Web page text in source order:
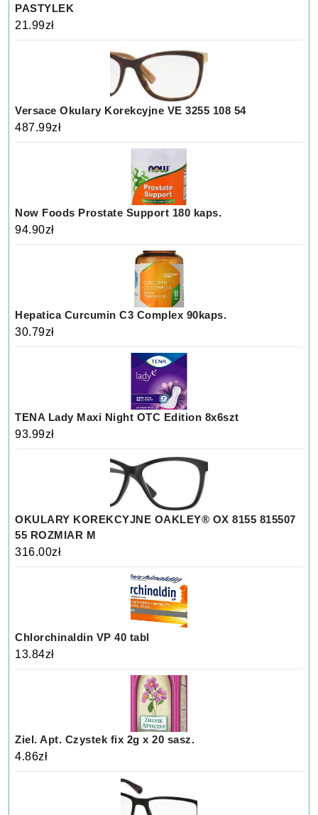
PASTYLEK
21.99zł
Versace Okulary Korekcyjne VE 3255 108 54
487.99zł
Now Foods Prostate Support 180 kaps.
94.90zł
Hepatica Curcumin C3 Complex 90kaps.
30.79zł
TENA Lady Maxi Night OTC Edition 8x6szt
93.99zł
OKULARY KOREKCYJNE OAKLEY® OX 8155 815507
55 ROZMIAR M
316.00zł
Chlorchinaldin VP 40 tabl
13.84zł
Ziel. Apt. Czystek fix 2g x 20 sasz.
4.86zł